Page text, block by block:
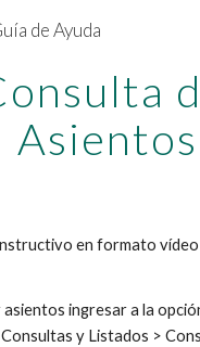
de Ayuda
Asientos
en formato vídeo
ingresar a la
y Listados >